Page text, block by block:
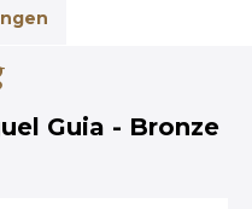
Guia - Bronze